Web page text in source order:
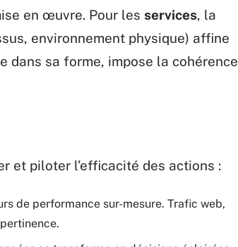
en œuvre. Pour les services, la
environnement physique) affine
sa forme, impose la cohérence
et piloter l’efficacité des actions :
de performance sur-mesure. Trafic web,